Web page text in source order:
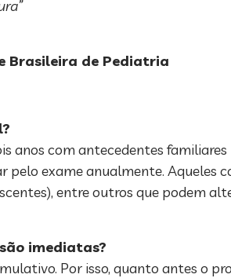
Brasileira de Pediatria
anos com antecedentes
exame anualmente. Aqueles
entre outros que podem
imediatas?
Por isso, quanto antes o